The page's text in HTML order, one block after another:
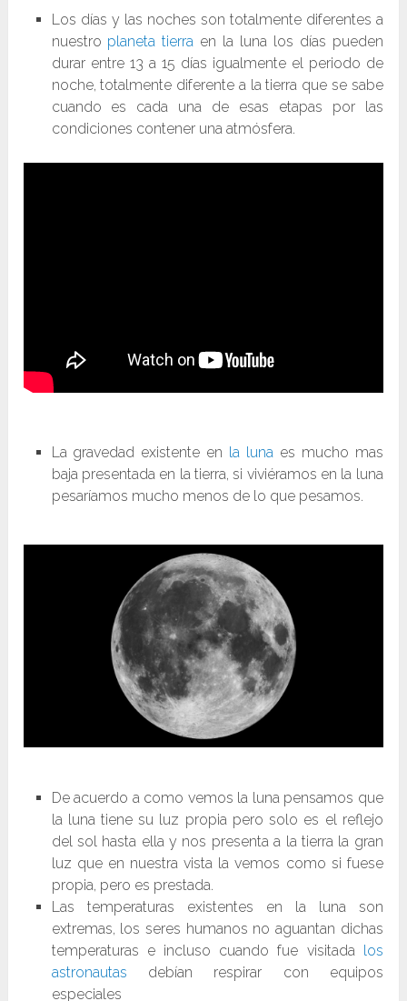
Los días y las noches son totalmente diferentes a
nuestro planeta tierra en la luna los días pueden
durar entre 13 a 15 días igualmente el periodo de
noche, totalmente diferente a la tierra que se sabe
cuando es cada una de esas etapas por las
condiciones contener una atmósfera.
La gravedad existente en la luna es mucho mas
baja presentada en la tierra, si viviéramos en la luna
pesaríamos mucho menos de lo que pesamos.
De acuerdo a como vemos la luna pensamos que
la luna tiene su luz propia pero solo es el reflejo
del sol hasta ella y nos presenta a la tierra la gran
luz que en nuestra vista la vemos como si fuese
propia, pero es prestada.
Las temperaturas existentes en la luna son
extremas, los seres humanos no aguantan dichas
temperaturas e incluso cuando fue visitada los
astronautas debían respirar con equipos
especiales